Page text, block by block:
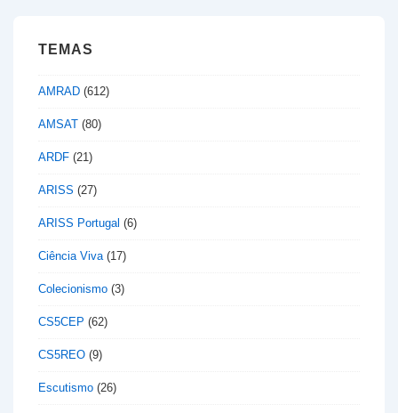
TEMAS
AMRAD (612)
AMSAT (80)
ARDF (21)
ARISS (27)
ARISS Portugal (6)
Ciência Viva(17)
Colecionismo (3)
CS5CEP (62)
CS5REO (9)
Escutismo (26)